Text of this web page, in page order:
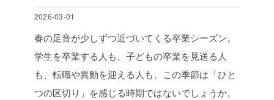
2026-03-01
春の足音が少しずつ近づいてくる卒業シーズン。
学生を卒業する人も、子どもの卒業を見送る人
も、転職や異動を迎える人も、この季節は「ひと
つの区切り」を感じる時期ではないでしょうか。